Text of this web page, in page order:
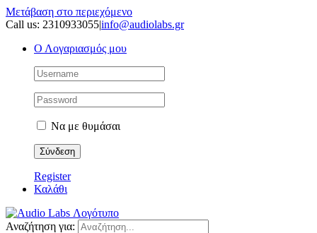
Μετάβαση στο περιεχόμενο
Call us: 2310933055|info@audiolabs.gr
Ο Λογαριασμός μου
Να με θυμάσαι
Register
Καλάθι
Αναζήτηση για: